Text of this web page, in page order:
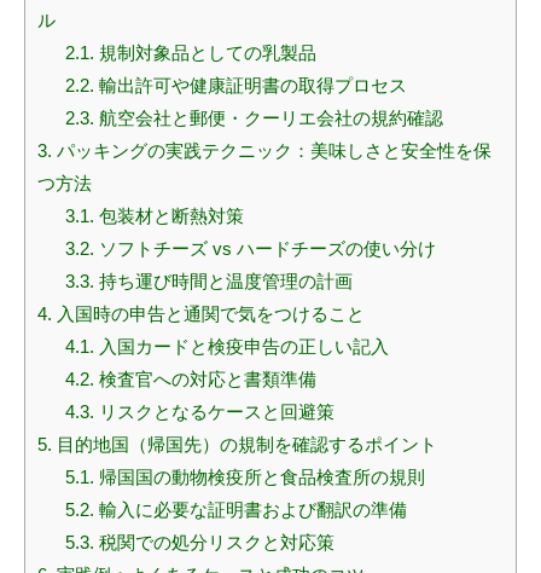
ル
2.1. 規制対象品としての乳製品
2.2. 輸出許可や健康証明書の取得プロセス
2.3. 航空会社と郵便・クーリエ会社の規約確認
3. パッキングの実践テクニック：美味しさと安全性を保
つ方法
3.1. 包装材と断熱対策
3.2. ソフトチーズ vs ハードチーズの使い分け
3.3. 持ち運び時間と温度管理の計画
4. 入国時の申告と通関で気をつけること
4.1. 入国カードと検疫申告の正しい記入
4.2. 検査官への対応と書類準備
4.3. リスクとなるケースと回避策
5. 目的地国（帰国先）の規制を確認するポイント
5.1. 帰国国の動物検疫所と食品検査所の規則
5.2. 輸入に必要な証明書および翻訳の準備
5.3. 税関での処分リスクと対応策